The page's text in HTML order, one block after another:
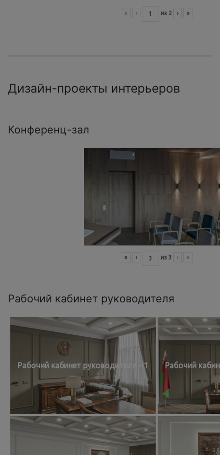
« ‹ из 2 › »
Дизайн-проекты интерьеров
Конференц-зал
« ‹ из 3 › »
Рабочий кабинет руководителя
Рабочий кабинет руководителя - 1 Рабочий